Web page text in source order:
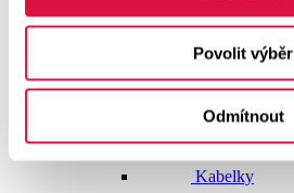
Povolit výběr
Odmítnout
Pásky
Peněženky
Kabelky